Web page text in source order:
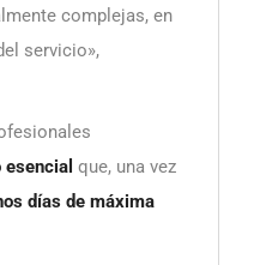
complejas, en
servicio»,
que, una vez
días de máxima